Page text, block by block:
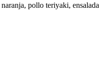
pollo teriyaki, ensalada